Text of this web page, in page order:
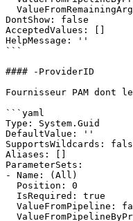
DontShow: false
AcceptedValues: []
HelpMessage: ''
```
#### -ProviderID
Fournisseur PAM dont
```yaml
Type: System.Guid
DefaultValue: ''
SupportsWildcards:
Aliases: []
ParameterSets:
- Name: (All)